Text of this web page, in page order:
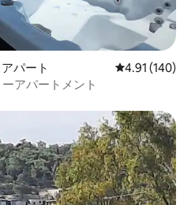
パート レビュー140
4.91 (140)
アパートメント